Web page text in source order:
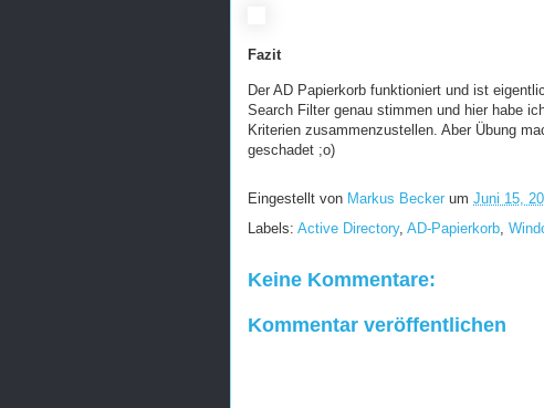
Fazit
Der AD Papierkorb funktioniert und ist
Search Filter genau stimmen und hier habe
Kriterien zusammenzustellen. Aber Übung
geschadet ;o)
Eingestellt von Markus Becker um Juni 15,
Labels: Active Directory, AD-Papierkorb,
Keine Kommentare:
Kommentar veröffentlichen